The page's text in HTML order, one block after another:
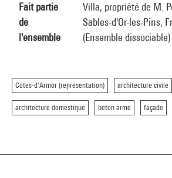
Fait partie
de
l'ensemble
Villa, propriété de M.
Sables-d'Or-les-Pins,
(Ensemble dissociable)
Côtes-d'Armor (représentation) architecture civile
architecture domestique béton armé façade